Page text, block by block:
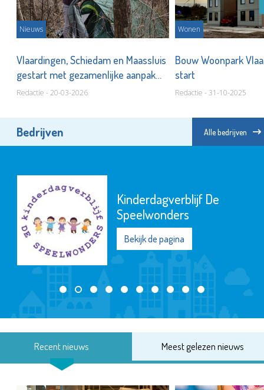
Nieuws
Vlaardingen, Schiedam en Maassluis
gestart met gezamenlijke aanpak
voor dakloze EU-arbeidsmigranten
Redactie - 20-03-2026
Wonen
Bouw Woonpark
start
Redactie - 31-10-2025
Bedrijven Alle bedrijven
Kinderdagverblijf De
Speelwonders
Bekijk de pagina
Recent nieuws Meest gelezen nieuws